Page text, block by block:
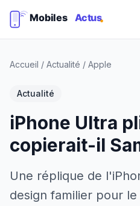
Accueil / Actualité / Apple
Actualité
iPhone Ultra
copierait-il
Une réplique de
design familier pour